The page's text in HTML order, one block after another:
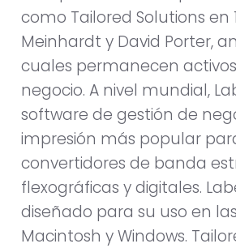
como Tailored Solutions en
Meinhardt y David Porter,
cuales permanecen
negocio. A nivel mundial,
software de gestión de
impresión más popular
convertidores de banda
flexográficas y digitales.
diseñado para su uso en
Macintosh y Windows.